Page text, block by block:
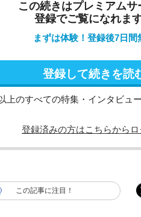
この続きはプレミアムサ
登録でご覧になれます
まずは体験！登録後7日間
登録して続きを読
上のすべての特集・インタビュ
登録済みの方はこちらからロ
この記事に注目！